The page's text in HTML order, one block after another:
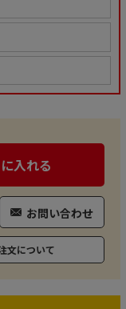
入れる
お問い合わせ
文について